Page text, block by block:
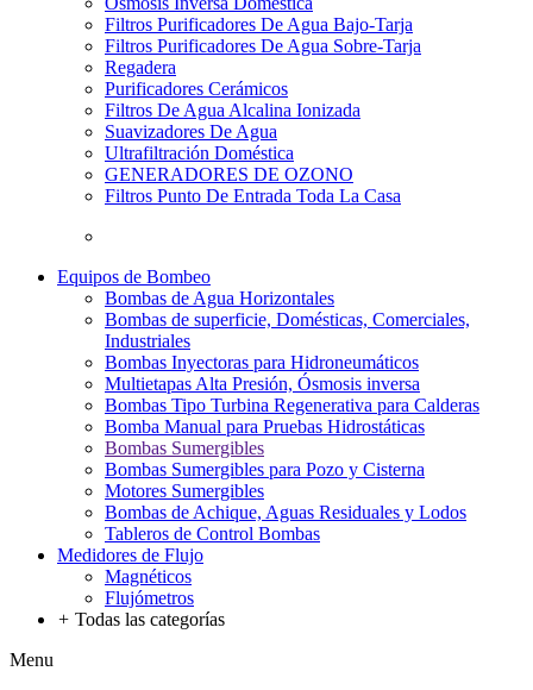
Filtros Purificadores De Agua Bajo-Tarja
Filtros Purificadores De Agua Sobre-Tarja
Regadera
Purificadores Cerámicos
Filtros De Agua Alcalina Ionizada
Suavizadores De Agua
Ultrafiltración Doméstica
GENERADORES DE OZONO
Filtros Punto De Entrada Toda La Casa
Equipos de Bombeo
Bombas de Agua Horizontales
Bombas de superficie, Domésticas, Comerciales,
Industriales
Bombas Inyectoras para Hidroneumáticos
Multietapas Alta Presión, Ósmosis inversa
Bombas Tipo Turbina Regenerativa para Calderas
Bomba Manual para Pruebas Hidrostáticas
Bombas Sumergibles
Bombas Sumergibles para Pozo y Cisterna
Motores Sumergibles
Bombas de Achique, Aguas Residuales y Lodos
Tableros de Control Bombas
Medidores de Flujo
Magnéticos
Flujómetros
+ Todas las categorías
Menu